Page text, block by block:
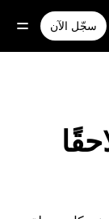
سجّل الآن